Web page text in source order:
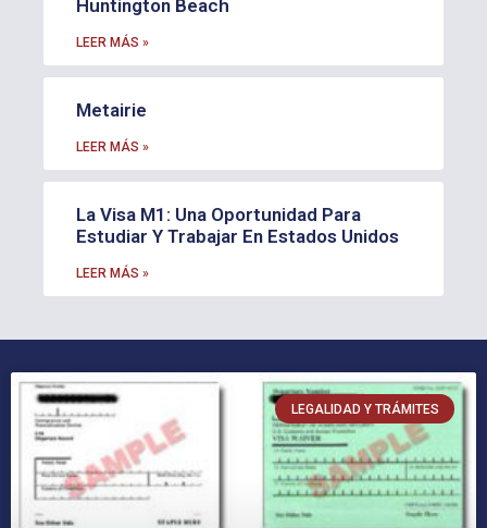
Huntington Beach
LEER MÁS »
Metairie
LEER MÁS »
La Visa M1: Una Oportunidad Para
Estudiar Y Trabajar En Estados Unidos
LEER MÁS »
LEGALIDAD Y TRÁMITES